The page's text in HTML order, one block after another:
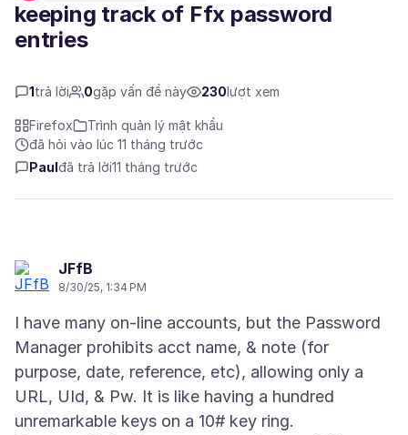
keeping track of Ffx password
entries
1trả lời 0gặp vấn đề này 230lượt xem
Firefox
Trình quản lý mật khẩu
đã hỏi vào lúc 11 tháng trước
Paulđã trả lời11 tháng trước
JFfB
8/30/25, 1:34 PM
I have many on-line accounts, but the Password
Manager prohibits acct name, & note (for
purpose, date, reference, etc), allowing only a
URL, UId, & Pw. It is like having a hundred
unremarkable keys on a 10# key ring.